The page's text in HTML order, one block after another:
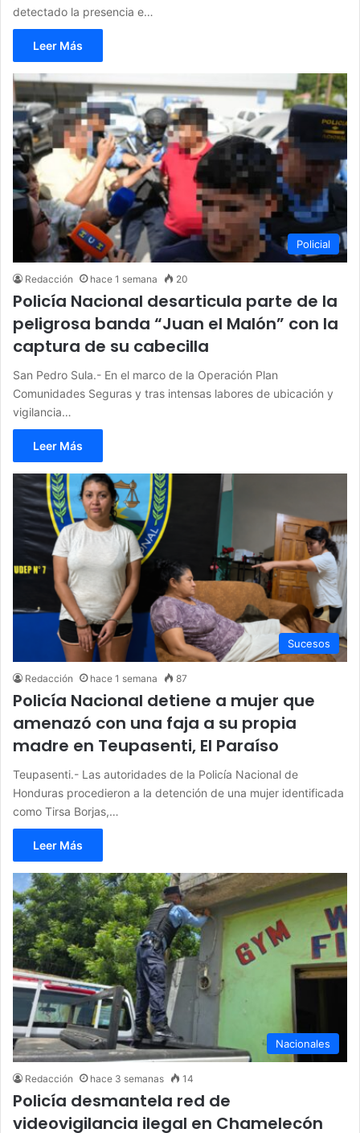
detectado la presencia e…
Leer Más
Policial
Redacción hace 1 semana 20
Policía Nacional desarticula parte de la
peligrosa banda “Juan el Malón” con la
captura de su cabecilla
San Pedro Sula.- En el marco de la Operación Plan
Comunidades Seguras y tras intensas labores de ubicación y
vigilancia…
Leer Más
Sucesos
Redacción hace 1 semana 87
Policía Nacional detiene a mujer que
amenazó con una faja a su propia
madre en Teupasenti, El Paraíso
Teupasenti.- Las autoridades de la Policía Nacional de
Honduras procedieron a la detención de una mujer identificada
como Tirsa Borjas,…
Leer Más
Nacionales
Redacción hace 3 semanas 14
Policía desmantela red de
videovigilancia ilegal en Chamelecón